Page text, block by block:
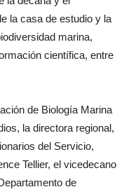
la casa de estudio y la
marina,
científica, entre
de Biología Marina
la directora regional,
del Servicio,
Tellier, el vicedecano
de